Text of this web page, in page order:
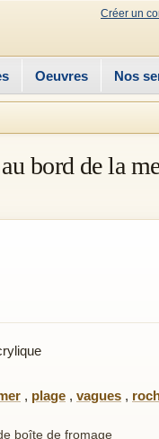
Créer un
Oeuvres Nos
bord de la
, plage , vagues ,
boîte de fromage